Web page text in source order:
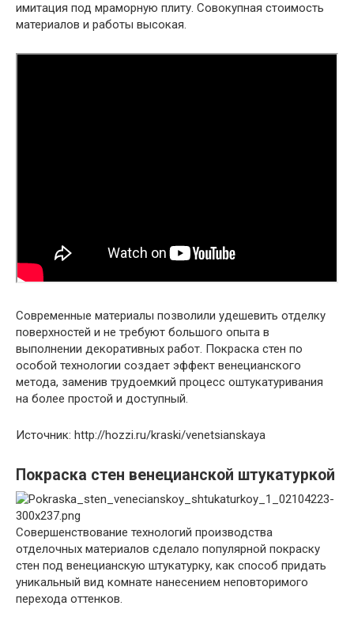
имитация под мраморную плиту. Совокупная стоимость
материалов и работы высокая.
Современные материалы позволили удешевить отделку
поверхностей и не требуют большого опыта в
выполнении декоративных работ. Покраска стен по
особой технологии создает эффект венецианского
метода, заменив трудоемкий процесс оштукатуривания
на более простой и доступный.
Источник: http://hozzi.ru/kraski/venetsianskaya
Покраска стен венецианской штукатуркой
Совершенствование технологий производства
отделочных материалов сделало популярной покраску
стен под венецианскую штукатурку, как способ придать
уникальный вид комнате нанесением неповторимого
перехода оттенков.